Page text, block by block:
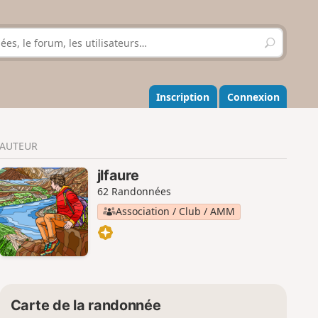
R
e
h
e
r
r
Inscription Connexion
AUTEUR
jlfaure
62 Randonnées
Association / Club / AMM
Carte de la randonnée